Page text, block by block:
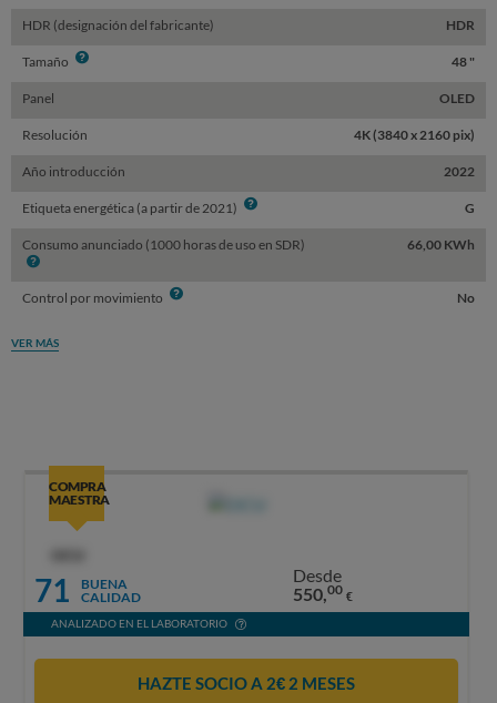
HDR (designación del fabricante) HDR
Tamaño Info 48 "
Panel OLED
Resolución 4K (3840 x 2160 pix)
Año introducción 2022
Etiqueta energética (a partir de 2021) Info G
Consumo anunciado (1000 horas de uso en SDR)
Info
66,00 KWh
Control por movimiento Info No
VER MÁS
COMPRA
MAESTRA
71
BUENA
CALIDAD
Desde
550,00 €
ANALIZADO EN EL LABORATORIO
HAZTE SOCIO A 2€ 2 MESES